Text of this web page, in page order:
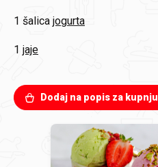
1 šalica jogurta
1 jaje
Dodaj na popis za kupnju